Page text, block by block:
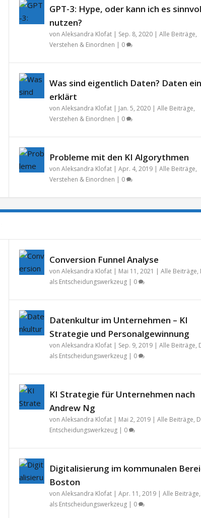
GPT-3: Hype, oder kann ich es
nutzen?
von Aleksandra Klofat| Sep. 8, 2020| Alle Beiträge,
Verstehen & Einordnen | 0
Was sind eigentlich Daten? Daten
erklärt
von Aleksandra Klofat| Jan. 5, 2020| Alle Beiträge,
Verstehen & Einordnen | 0
Probleme mit den KI Algorythmen
von Aleksandra Klofat| Apr. 4, 2019| Alle Beiträge,
Verstehen & Einordnen | 0
Conversion Funnel Analyse
von Aleksandra Klofat| Mai 11, 2021 | Alle Beiträge,
als Entscheidungswerkzeug| 0
Datenkultur im Unternehmen – KI
Strategie und Personalgewinnung
von Aleksandra Klofat| Sep. 9, 2019| Alle Beiträge,
als Entscheidungswerkzeug| 0
KI Strategie für Unternehmen nach
Andrew Ng
von Aleksandra Klofat| Mai 2, 2019| Alle Beiträge,
Entscheidungswerkzeug| 0
Digitalisierung im kommunalen
Boston
von Aleksandra Klofat| Apr. 11, 2019| Alle Beiträge,
als Entscheidungswerkzeug| 0